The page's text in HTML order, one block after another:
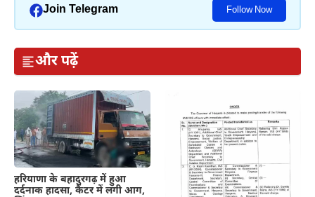
Join Telegram Follow Now
और पढ़ें
हरियाणा के बहादुरगढ़ में हुआ
दर्दनाक हादसा, कैंटर में लगी आग,